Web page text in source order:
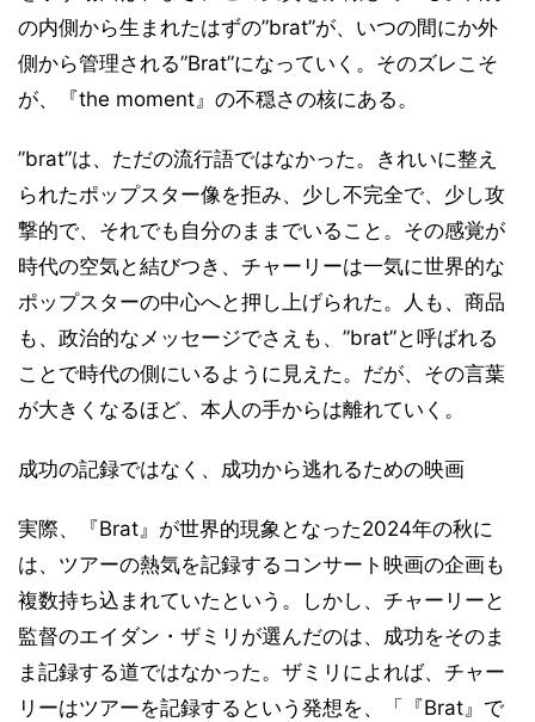
の内側から生まれたはずの”brat”が、いつの間にか外
側から管理される”Brat”になっていく。そのズレこそ
が、『the moment』の不穏さの核にある。
”brat”は、ただの流行語ではなかった。きれいに整え
られたポップスター像を拒み、少し不完全で、少し攻
撃的で、それでも自分のままでいること。その感覚が
時代の空気と結びつき、チャーリーは一気に世界的な
ポップスターの中心へと押し上げられた。人も、商品
も、政治的なメッセージでさえも、”brat”と呼ばれる
ことで時代の側にいるように見えた。だが、その言葉
が大きくなるほど、本人の手からは離れていく。
成功の記録ではなく、成功から逃れるための映画
実際、『Brat』が世界的現象となった2024年の秋に
は、ツアーの熱気を記録するコンサート映画の企画も
複数持ち込まれていたという。しかし、チャーリーと
監督のエイダン・ザミリが選んだのは、成功をそのま
ま記録する道ではなかった。ザミリによれば、チャー
リーはツアーを記録するという発想を、「『Brat』で